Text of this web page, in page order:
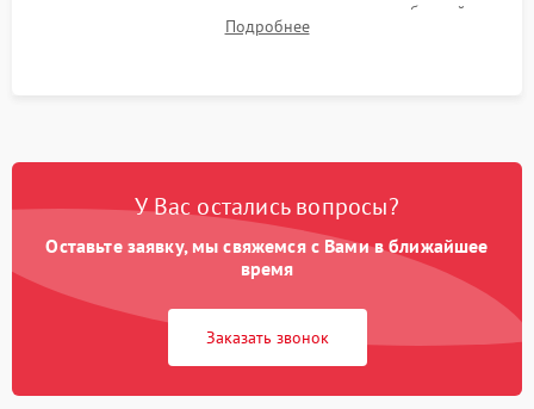
корректности слива, отсутствия излишних вибраций,
посторонних стуков и протечек под корпусом.
Подробнее
У Вас остались вопросы?
Оставьте заявку, мы свяжемся с Вами в ближайшее
время
Заказать звонок